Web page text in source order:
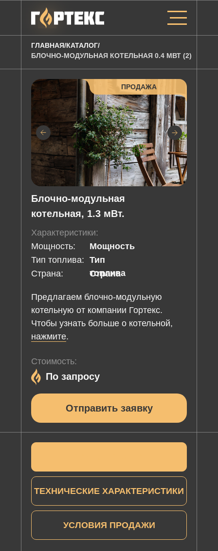
ГЛАВНАЯ/КАТАЛОГ/
БЛОЧНО-МОДУЛЬНАЯ КОТЕЛЬНАЯ 0.4 МВТ (2)
Отправить заявку
По запросу
Стоимость:
Страна
Страна:
Тип
топлива
Тип топлива:
Мощность
Мощность:
Характеристики:
Блочно-модульная
котельная, 1.3 мВт.
Предлагаем блочно-модульную
котельную от компании Гортекс.
Чтобы узнать больше о котельной,
нажмите.
ПРОДАЖА
ТЕХНИЧЕСКИЕ ХАРАКТЕРИСТИКИ
УСЛОВИЯ ПРОДАЖИ